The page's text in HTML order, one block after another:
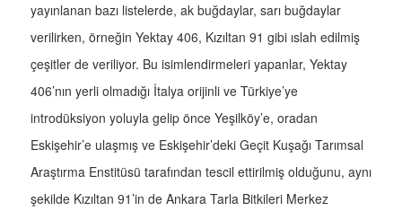
yayınlanan bazı listelerde, ak buğdaylar, sarı buğdaylar
verilirken, örneğin Yektay 406, Kızıltan 91 gibi ıslah edilmiş
çeşitler de veriliyor. Bu isimlendirmeleri yapanlar, Yektay
406’nın yerli olmadığı İtalya orijinli ve Türkiye’ye
introdüksiyon yoluyla gelip önce Yeşilköy’e, oradan
Eskişehir’e ulaşmış ve Eskişehir’deki Geçit Kuşağı Tarımsal
Araştırma Enstitüsü tarafından tescil ettirilmiş olduğunu, aynı
şekilde Kızıltan 91’in de Ankara Tarla Bitkileri Merkez